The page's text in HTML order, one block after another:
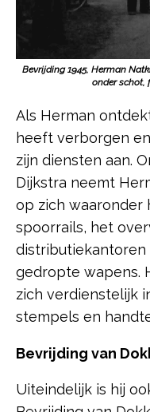
Bevrijding 1945, Herman
onder schot,
Als Herman
heeft verborgen
zijn diensten aan.
Dijkstra neemt
op zich waaronder
spoorrails, het
gedropte wapens.
zich verdienstelijk
stempels en
Bevrijding van
Uiteindelijk is hij